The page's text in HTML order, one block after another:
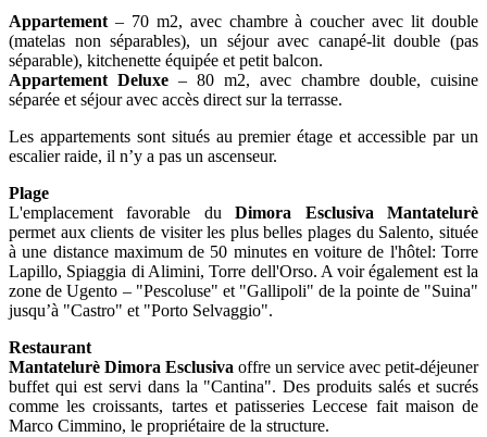
Appartement – 70 m2, avec chambre à coucher avec lit double
(matelas non séparables), un séjour avec canapé-lit double (pas
séparable), kitchenette équipée et petit balcon.
Appartement Deluxe – 80 m2, avec chambre double, cuisine
séparée et séjour avec accès direct sur la terrasse.
Les appartements sont situés au premier étage et accessible par un
escalier raide, il n’y a pas un ascenseur.
Plage
L'emplacement favorable duDimora Esclusiva Mantatelurè
permet aux clients de visiter les plus belles plages du Salento, située
à une distance maximum de 50 minutes en voiture de l'hôtel: Torre
Lapillo, Spiaggia di Alimini, Torre dell'Orso. A voir également est la
zone de Ugento – "Pescoluse" et "Gallipoli" de la pointe de "Suina"
jusqu’à "Castro" et "Porto Selvaggio".
Restaurant
Mantatelurè Dimora Esclusiva offre un service avec petit-déjeuner
buffet qui est servi dans la "Cantina". Des produits salés et sucrés
comme les croissants, tartes et patisseries Leccese fait maison de
Marco Cimmino, le propriétaire de la structure.